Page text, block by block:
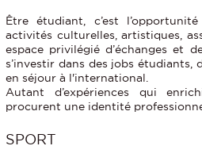
Être étudiant, c’est
activités culturelles, artistiques,
espace privilégié d’échanges et
s’investir dans des jobs étudiants,
en séjour à l'international.
Autant d’expériences qui
procurent une identité
SPORT